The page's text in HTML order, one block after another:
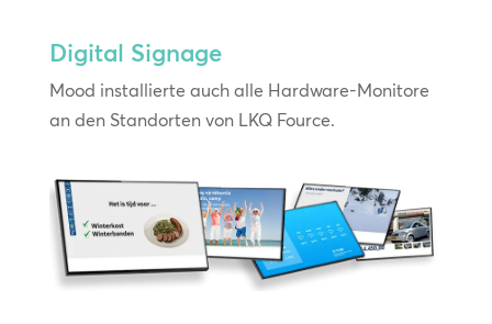
Digital Signage
Mood installierte auch alle Hardware-Monitore
an den Standorten von LKQ Fource.